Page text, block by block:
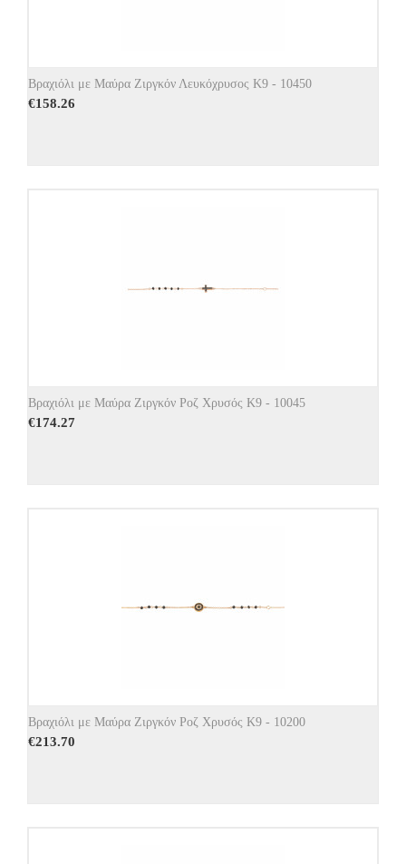
Βραχιόλι με Μαύρα Ζιργκόν Λευκόχρυσος Κ9 - 10450
€158.26
Βραχιόλι με Μαύρα Ζιργκόν Ροζ Χρυσός Κ9 - 10045
€174.27
Βραχιόλι με Μαύρα Ζιργκόν Ροζ Χρυσός Κ9 - 10200
€213.70